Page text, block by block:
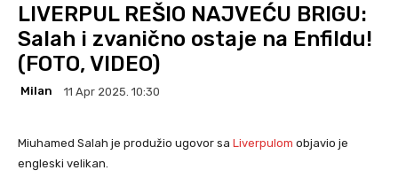
LIVERPUL REŠIO NAJVEĆU BRIGU:
Salah i zvanično ostaje na Enfildu!
(FOTO, VIDEO)
Milan 11 Apr 2025. 10:30
Miuhamed Salah je produžio ugovor sa Liverpulom objavio je
engleski velikan.